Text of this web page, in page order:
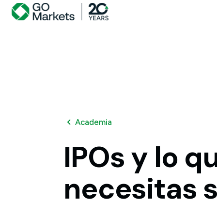
Academia
IPOsy lo
necesitas